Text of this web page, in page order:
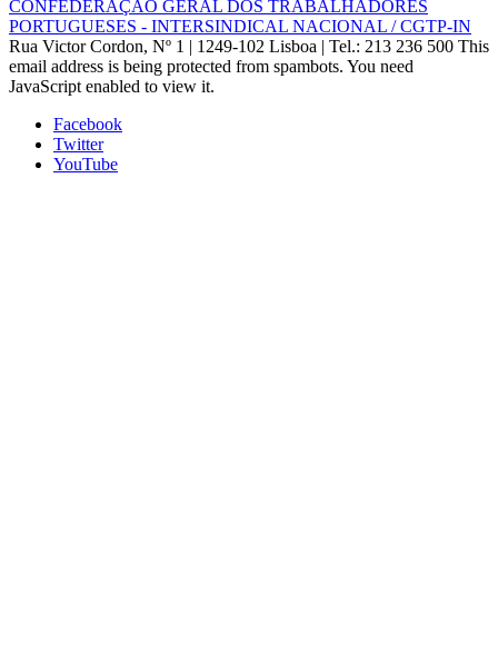
CONFEDERAÇÃO GERAL DOS TRABALHADORES
PORTUGUESES - INTERSINDICAL NACIONAL / CGTP-IN
Rua Victor Cordon, Nº 1 | 1249-102 Lisboa | Tel.: 213 236 500 This
email address is being protected from spambots. You need
JavaScript enabled to view it.
Facebook
Twitter
YouTube